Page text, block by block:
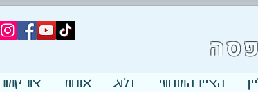
הצייר השבועי בלוג אודות צור קשר